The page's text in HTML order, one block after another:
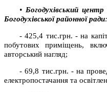
• Богодухівський
Богодухівської районної ради:
- 425,4 тис.грн. - на
побутових приміщень,
авторський нагляд;
- 69,8 тис.грн. - на
електропостачання та